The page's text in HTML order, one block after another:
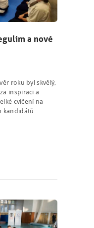
a nové
roku byl skvělý,
inspiraci a
cvičení na
kandidátů